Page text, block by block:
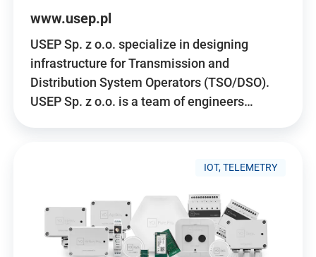
www.usep.pl
USEP Sp. z o.o. specialize in designing
infrastructure for Transmission and
Distribution System Operators (TSO/DSO).
USEP Sp. z o.o. is a team of engineers…
IOT, TELEMETRY